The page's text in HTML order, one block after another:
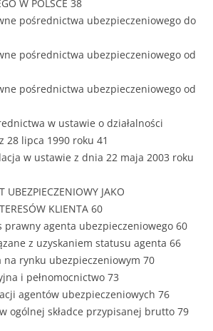
W POLSCE 38
pośrednictwa ubezpieczeniowego do
pośrednictwa ubezpieczeniowego od
pośrednictwa ubezpieczeniowego od
w ustawie o działalności
28 lipca 1990 roku 41
w ustawie z dnia 22 maja 2003 roku
UBEZPIECZENIOWY JAKO
KLIENTA 60
prawny agenta ubezpieczeniowego 60
z uzyskaniem statusu agenta 66
na rynku ubezpieczeniowym 70
i pełnomocnictwo 73
agentów ubezpieczeniowych 76
ogólnej składce przypisanej brutto 79